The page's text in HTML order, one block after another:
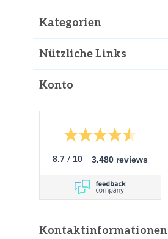
Kategorien
Nützliche Links
Konto
8.7 / 10 3.480 reviews
Kontaktinformationen